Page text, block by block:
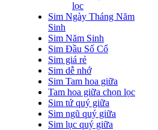
lọc
Sim Ngày Tháng Năm
Sinh
Sim Năm Sinh
Sim Đầu Số Cổ
Sim giá rẻ
Sim dễ nhớ
Sim Tam hoa giữa
Tam hoa giữa chọn lọc
Sim tứ quý giữa
Sim ngũ quý giữa
Sim lục quý giữa